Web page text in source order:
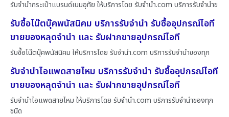
รับจำนำกระเป๋าแบรนด์เนมอุทัย ให้บริการโดย รับจํานํา.com บริการรับจำนำข
รับซื้อโน๊ตบุ๊คพนัสนิคม บริการรับจำนำ รับซื้ออุปกรณ์ไอที
ขายของหลุดจำนำ และ รับฝากขายอุปกรณ์ไอที
รับซื้อโน๊ตบุ๊คพนัสนิคม ให้บริการโดย รับจํานํา.com บริการรับจำนำของทุก
รับจำนำไอแพดสายไหม บริการรับจำนำ รับซื้ออุปกรณ์ไอที
ขายของหลุดจำนำ และ รับฝากขายอุปกรณ์ไอที
รับจำนำไอแพดสายไหม ให้บริการโดย รับจํานํา.com บริการรับจำนำของทุก
ชนิด